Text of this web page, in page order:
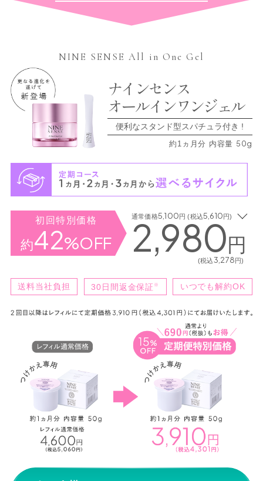
NINE SENSE All in One Gel
ナインセンス
オールインワンジェル
便利なスタンド型スパチュラ付き !
約1ヵ月分 内容量 50g
初回特別価格
約42%OFF
通常価格5,100 円 (税込5,610 円)
2,980円
(税込3,278 円)
送料当社負担 30日間返金保証 ※ いつでも解約OK